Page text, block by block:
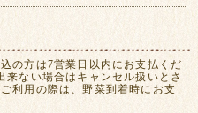
の方は7営業日以内にお支払くだ
来ない場合はキャンセル扱いとさ
利用の際は、野菜到着時にお支